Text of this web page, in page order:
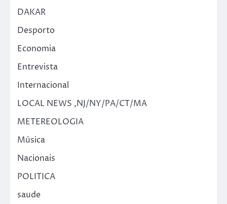
DAKAR
Desporto
Economia
Entrevista
Internacional
LOCAL NEWS ,NJ/NY/PA/CT/MA
METEREOLOGIA
Música
Nacionais
POLITICA
saude